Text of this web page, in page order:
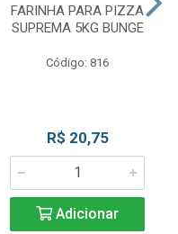
FARINHA PARA PIZZA
SUPREMA 5KG BUNGE
Código: 816
R$ 20,75
Adicionar